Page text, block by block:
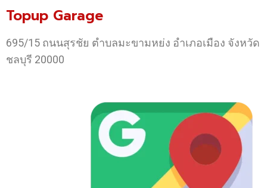
Topup Garage
695/15 ถนนสุรชัย ตำบลมะขามหย่ง อำเภอเมือง จังหวัด
ชลบุรี 20000